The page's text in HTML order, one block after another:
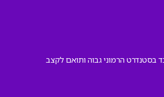
בסטנדרט הרמוני גבוה ותואם לקצב